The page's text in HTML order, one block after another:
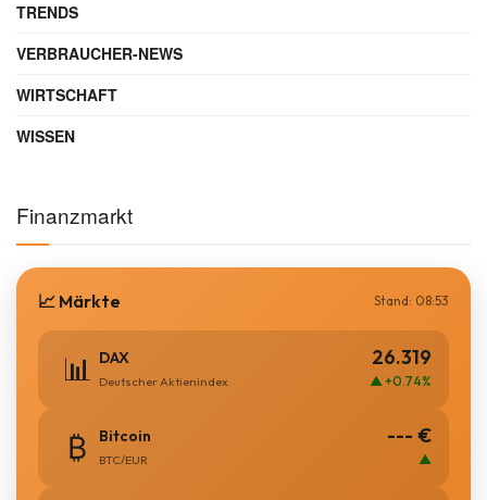
TRENDS
VERBRAUCHER-NEWS
WIRTSCHAFT
WISSEN
Finanzmarkt
📈 Märkte Stand: 08:53
📊 DAX
Deutscher Aktienindex
26.319
▲ +0.74%
₿ Bitcoin
BTC/EUR
--- €
▲